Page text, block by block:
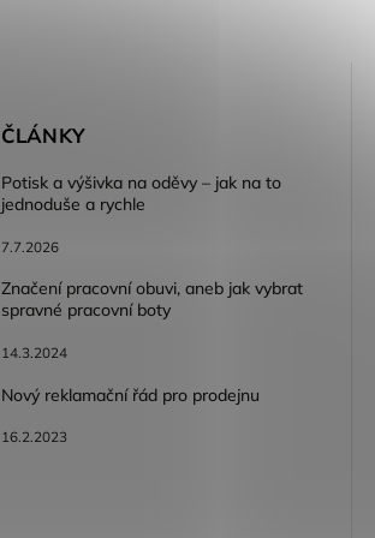
ČLÁNKY
Potisk a výšivka na oděvy – jak na to
jednoduše a rychle
7.7.2026
Značení pracovní obuvi, aneb jak vybrat
spravné pracovní boty
14.3.2024
Nový reklamační řád pro prodejnu
16.2.2023